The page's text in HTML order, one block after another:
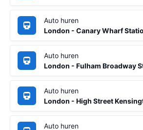
Auto huren
London - Canary Wharf
Auto huren
London - Fulham Broadway
Auto huren
London - High Street
Auto huren